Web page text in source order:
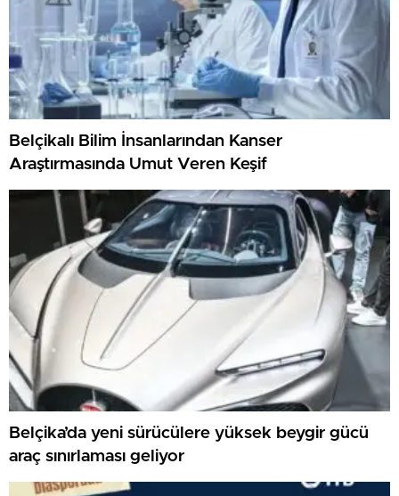
Belçikalı Bilim İnsanlarından Kanser
Araştırmasında Umut Veren Keşif
Belçika’da yeni sürücülere yüksek beygir gücü
araç sınırlaması geliyor